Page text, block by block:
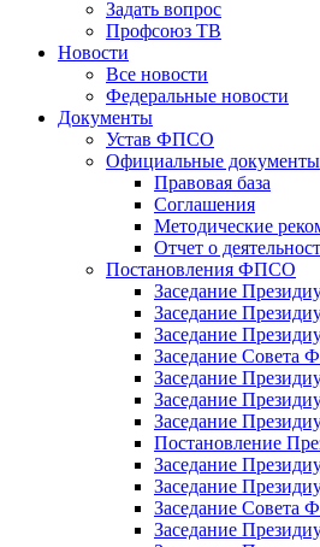
Задать вопрос
Профсоюз ТВ
Новости
Все новости
Федеральные новости
Документы
Устав ФПСО
Официальные документы
Правовая база
Соглашения
Методические
Отчет о
Постановления ФПСО
Заседание
Заседание
Заседание
Заседание Совета
Заседание
Заседание
Заседание
Постановление
Заседание
Заседание
Заседание Совета
Заседание